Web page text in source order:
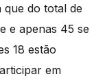
do total de
e apenas 45 se
18 estão
em